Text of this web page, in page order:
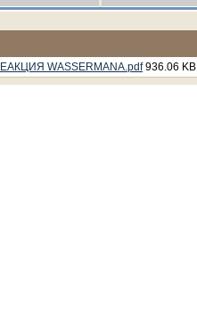
WАSSЕRМАNА.pdf936.06 KB